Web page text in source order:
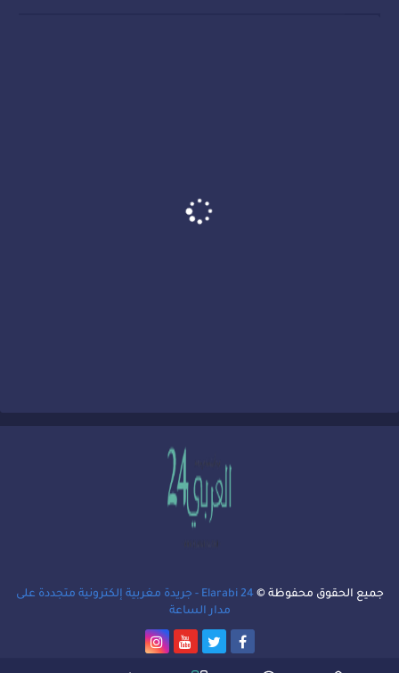
جميع الحقوق محفوظة ©
Elarabi 24 - جريدة مغربية إلكترونية متجددة على
مدار الساعة